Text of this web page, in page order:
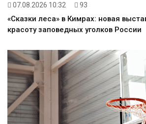
07.08.2026 10:32 93
«Сказки леса» в Кимрах: новая
красоту заповедных уголков России